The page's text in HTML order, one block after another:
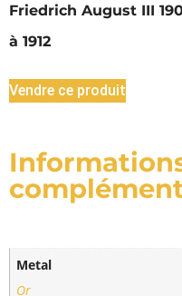
Friedrich August III
à 1912
Vendre ce produit
Metal
Or